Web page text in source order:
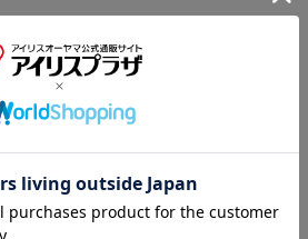
・飲料おすすめ ▼